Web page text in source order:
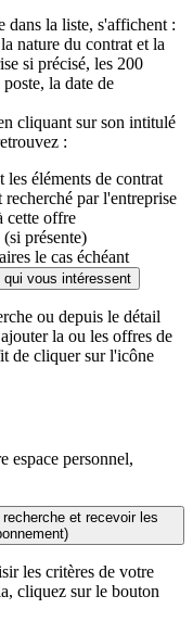
dans la liste, s'affichent :
nature du contrat et la
si précisé, les 200
la date de
cliquant sur son intitulé
:
les éléments de contrat
par l'entreprise
cette offre
présente)
le cas échéant
vous intéressent
ou depuis le détail
la ou les offres de
de cliquer sur l'icône
espace personnel,
et recevoir les
les critères de votre
cliquez sur le bouton